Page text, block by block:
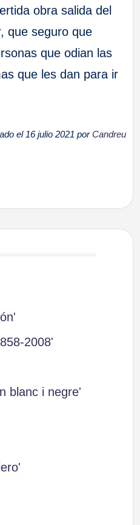
obra salida del
que seguro que
que odian las
que les dan para ir
el 16 julio 2021 porCandreu
2008'
blanc i negre'